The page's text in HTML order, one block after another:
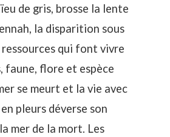
de gris, brosse la lente
la disparition sous
ressources qui font vivre
faune, flore et espèce
se meurt et la vie avec
pleurs déverse son
mer de la mort. Les